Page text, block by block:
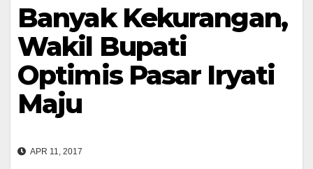
Banyak Kekurangan,
Wakil Bupati
Optimis Pasar Iryati
Maju
APR 11, 2017